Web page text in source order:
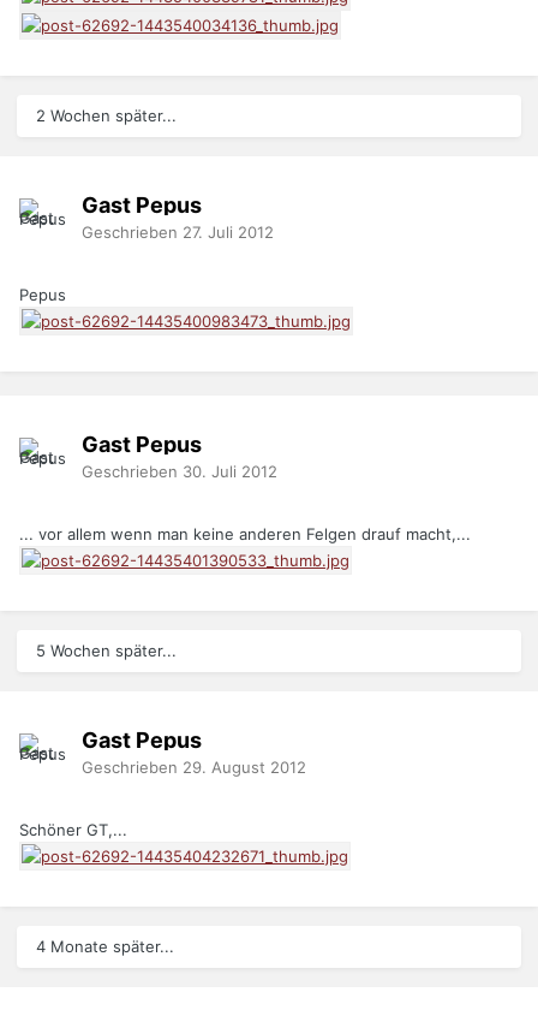
2 Wochen später...
Gast Pepus
Geschrieben 27. Juli 2012
Pepus
Gast Pepus
Geschrieben 30. Juli 2012
... vor allem wenn man keine anderen Felgen drauf macht,...
5 Wochen später...
Gast Pepus
Geschrieben 29. August 2012
Schöner GT,...
4 Monate später...